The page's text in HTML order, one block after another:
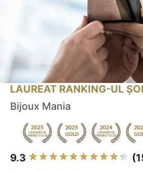
LAUREAT RANKING-UL
Bijoux Mania
9.3